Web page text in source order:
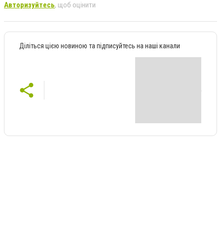
Авторизуйтесь, щоб оцінити
Діліться цією новиною та підписуйтесь на наші канали